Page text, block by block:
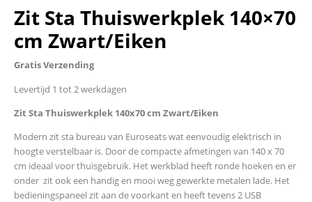
Zit Sta Thuiswerkplek 140×70
cm Zwart/Eiken
Gratis Verzending
Levertijd 1 tot 2 werkdagen
Zit Sta Thuiswerkplek 140x70 cm Zwart/Eiken
Modern zit sta bureau van Euroseats wat eenvoudig elektrisch in
hoogte verstelbaar is. Door de compacte afmetingen van 140 x 70
cm ideaal voor thuisgebruik. Het werkblad heeft ronde hoeken en er
onder zit ook een handig en mooi weg gewerkte metalen lade. Het
bedieningspaneel zit aan de voorkant en heeft tevens 2 USB